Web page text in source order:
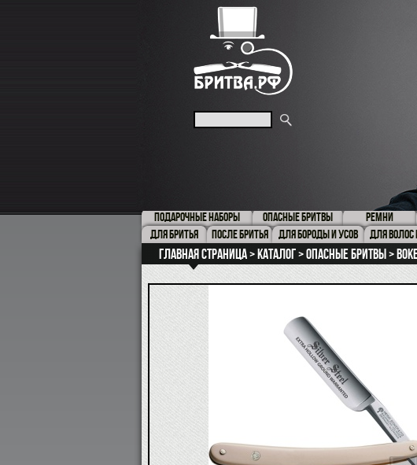
ПОДАРОЧНЫЕ НАБОРЫ
ОПАСНЫЕ БРИТВЫ РЕМНИ
ДЛЯ БРИТЬЯ
ПОСЛЕ БРИТЬЯ ДЛЯ БОРОДЫ И УСОВ ДЛЯ ВОЛОС
Главная страница Каталог Опасные бритвы